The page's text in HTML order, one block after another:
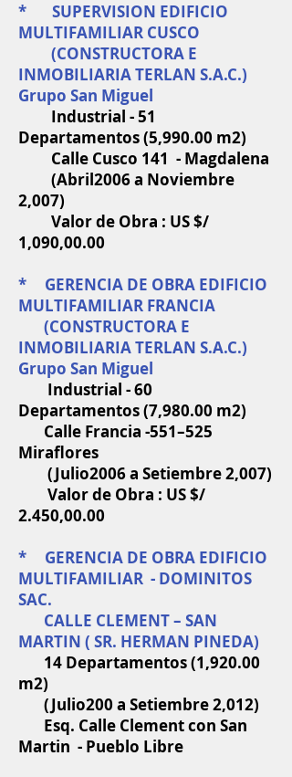
* SUPERVISION EDIFICIO
MULTIFAMILIAR CUSCO
(CONSTRUCTORA E
INMOBILIARIA TERLAN S.A.C.)
Grupo San Miguel
Industrial - 51
Departamentos (5,990.00 m2)
Calle Cusco 141 - Magdalena
(Abril2006 a Noviembre
2,007)
Valor de Obra : US $/
1,090,00.00
* GERENCIA DE OBRA EDIFICIO
MULTIFAMILIAR FRANCIA
(CONSTRUCTORA E
INMOBILIARIA TERLAN S.A.C.)
Grupo San Miguel
Industrial - 60
Departamentos (7,980.00 m2)
Calle Francia -551–525
Miraflores
(Julio2006 a Setiembre 2,007)
Valor de Obra : US $/
2.450,00.00
* GERENCIA DE OBRA EDIFICIO
MULTIFAMILIAR - DOMINITOS
SAC.
CALLE CLEMENT – SAN
MARTIN ( SR. HERMAN PINEDA)
14 Departamentos (1,920.00
m2)
(Julio200 a Setiembre 2,012)
Esq. Calle Clement con San
Martin - Pueblo Libre